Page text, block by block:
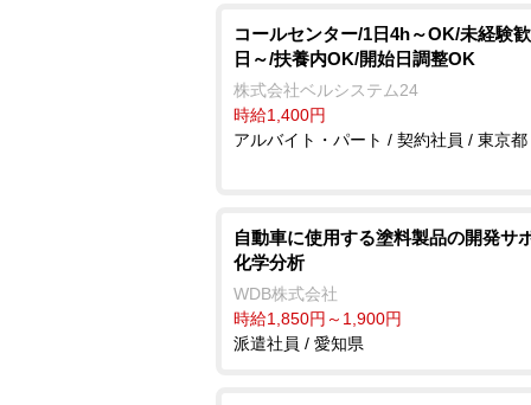
コールセンター/1日4h～OK/未経験
日～/扶養内OK/開始日調整OK
株式会社ベルシステム24
時給1,400円
アルバイト・パート / 契約社員 / 東京都
自動車に使用する塗料製品の開発サ
化学分析
WDB株式会社
時給1,850円～1,900円
派遣社員 / 愛知県